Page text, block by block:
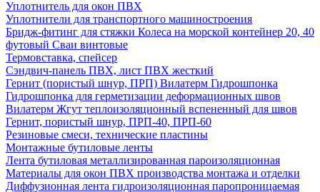
Уплотнитель для окон ПВХ
Уплотнители для транспортного машиностроения
Бридж-фитинг для стяжки Колеса на морской контейнер 20, 40
футовый Сваи винтовые
Термовставка, спейсер
Сэндвич-панель ПВХ, лист ПВХ жесткий
Гернит (пористый шнур, ПРП) Вилатерм Гидрошпонка
Гидрошпонка для герметизации деформационных швов
Вилатерм Жгут теплоизоляционный вспененный для швов
Гернит, пористый шнур, ПРП-40, ПРП-60
Резиновые смеси, технические пластины
Монтажные бутиловые ленты
Лента бутиловая металлизированная пароизоляционная
Материалы для окон ПВХ производства монтажа и отделки
Диффузионная лента гидроизоляционная паропроницаемая